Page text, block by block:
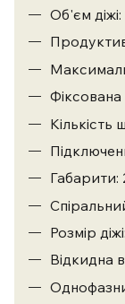
Об'єм діжі:
Фіксована
Кількість
Розмір
Відкидна